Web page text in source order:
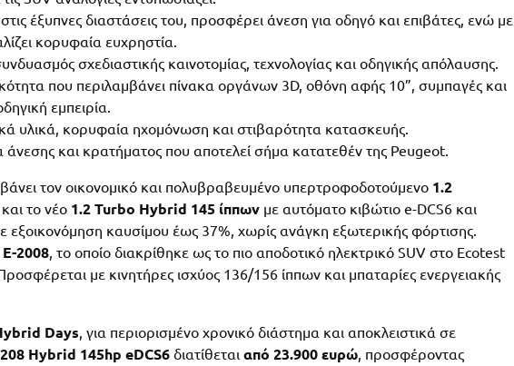
έξυπνες διαστάσεις του, προσφέρει άνεση για οδηγό και επιβάτες, ενώ με
κορυφαία ευχρηστία.
σχεδιαστικής καινοτομίας, τεχνολογίας και οδηγικής απόλαυσης.
που περιλαμβάνει πίνακα οργάνων 3D, οθόνη αφής 10”, συμπαγές και
εμπειρία.
υλικά, κορυφαία ηχομόνωση και στιβαρότητα κατασκευής.
άνεσης και κρατήματος που αποτελεί σήμα κατατεθέν της Peugeot.
τον οικονομικό και πολυβραβευμένο υπερτροφοδοτούμενο 1.2
και το νέο 1.2 Turbo Hybrid 145 ίππων με αυτόματο κιβώτιο e-DCS6 και
εξοικονόμηση καυσίμου έως 37%, χωρίς ανάγκη εξωτερικής φόρτισης.
E-2008, το οποίο διακρίθηκε ως το πιο αποδοτικό ηλεκτρικό SUV στο Ecotest
με κινητήρες ισχύος 136/156 ίππων και μπαταρίες ενεργειακής
Days, για περιορισμένο χρονικό διάστημα και αποκλειστικά σε
Hybrid 145hp eDCS6 διατίθεται από 23.900 ευρώ, προσφέροντας